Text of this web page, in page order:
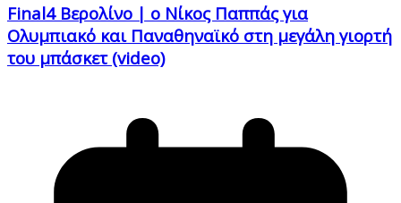
Final4 Βερολίνο | ο Νίκος Παππάς για
Ολυμπιακό και Παναθηναϊκό στη μεγάλη γιορτή
του μπάσκετ (video)